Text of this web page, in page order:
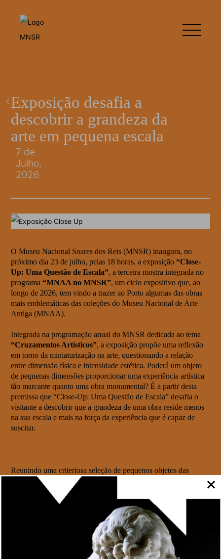
Exposição desafia a
descobrir a grandeza da
arte em pequena escala
7 de
Julho,
2026
O Museu Nacional Soares dos Reis (MNSR) inaugura, no
próximo dia 23 de julho, pelas 18 horas, a exposição“Close-
Up: Uma Questão de Escala”, a terceira mostra integrada no
programa“MNAA no MNSR”, um ciclo expositivo que, ao
longo de 2026, tem vindo a trazer ao Porto algumas das obras
mais emblemáticas das coleções do Museu Nacional de Arte
Antiga (MNAA).
Integrada na programação anual do MNSR dedicada ao tema
“Cruzamentos Artísticos”, a exposição propõe uma reflexão
em torno da miniaturização na arte, questionando a relação
entre dimensão física e intensidade estética. Poderá um objeto
de pequenas dimensões proporcionar uma experiência artística
tão marcante quanto uma obra monumental? É a partir desta
premissa que “Close-Up: Uma Questão de Escala” desafia o
visitante a descobrir que a grandeza de uma obra reside menos
na sua escala e mais na força da experiência que é capaz de
suscitar.
Reunindo uma criteriosa seleção de pequenos objetos das
coleções do MNAA, como modelos de microarquitetura,
mobiliário, livros, retratos em miniatura,
, joias, caixas e
relógios de bolso, a exposição evidencia o extraordinário
virtuosismo técnico de artistas e artesãos que, ao longo dos
séculos, exploraram as potencialidades da pequena escala em
diferentes técnicas, estilos e geografias.
Num tempo em que a atenção é frequentemente capturada pela